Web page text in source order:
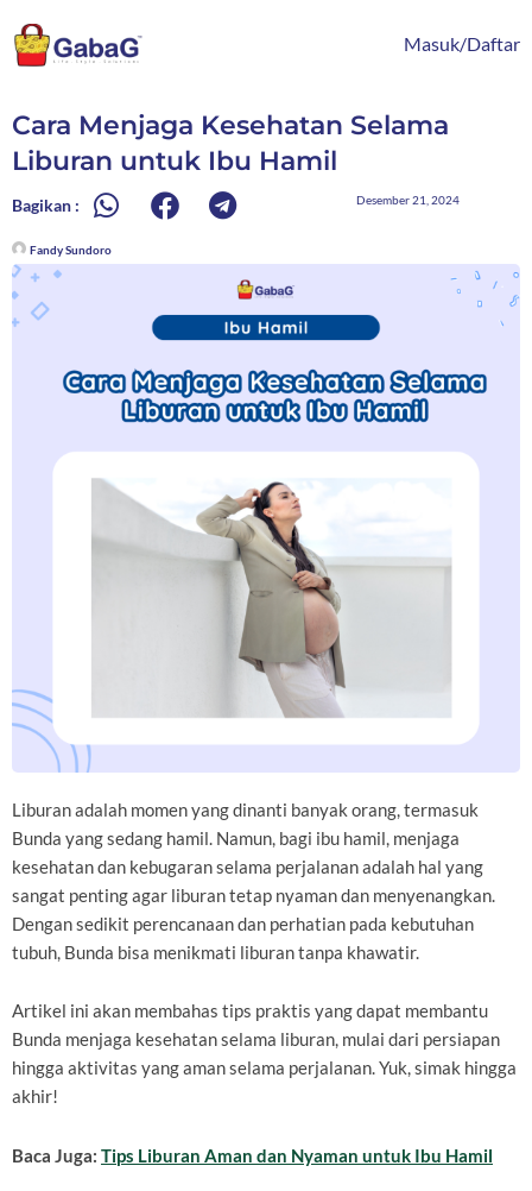
ke
konten
Masuk/Daftar
Cara Menjaga Kesehatan Selama
Liburan untuk Ibu Hamil
Bagikan : Desember 21, 2024
Fandy Sundoro
Liburan adalah momen yang dinanti banyak orang, termasuk
Bunda yang sedang hamil. Namun, bagi ibu hamil, menjaga
kesehatan dan kebugaran selama perjalanan adalah hal yang
sangat penting agar liburan tetap nyaman dan menyenangkan.
Dengan sedikit perencanaan dan perhatian pada kebutuhan
tubuh, Bunda bisa menikmati liburan tanpa khawatir.
Artikel ini akan membahas tips praktis yang dapat membantu
Bunda menjaga kesehatan selama liburan, mulai dari persiapan
hingga aktivitas yang aman selama perjalanan. Yuk, simak hingga
akhir!
Baca Juga: Tips Liburan Aman dan Nyaman untuk Ibu Hamil